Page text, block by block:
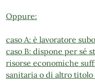
Oppure:
caso A: è lavoratore
caso B: dispone per sé
risorse economiche
sanitaria o di altro